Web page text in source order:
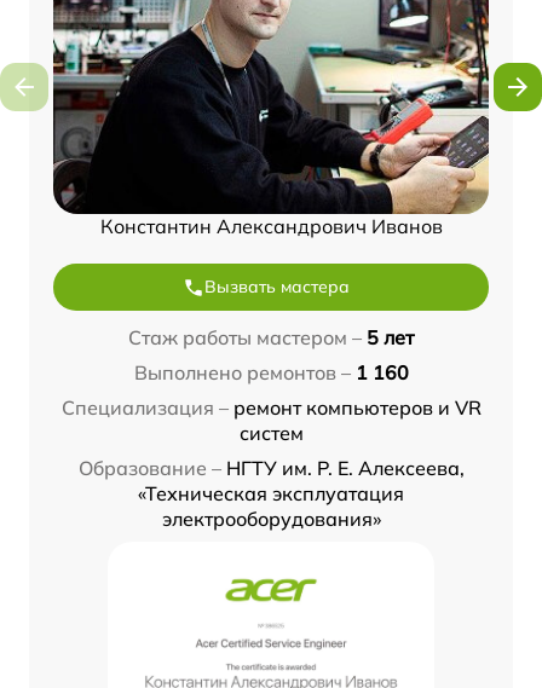
Константин Александрович Иванов
Вызвать мастера
Стаж работы мастером – 5 лет
Выполнено ремонтов – 1 160
Специализация – ремонт компьютеров и VR
систем
Образование – НГТУ им. Р. Е. Алексеева,
«Техническая эксплуатация
электрооборудования»